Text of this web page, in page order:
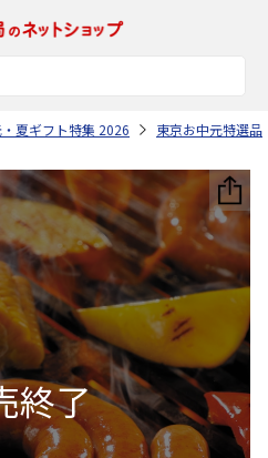
夏ギフト特集 2026 東京お中元特選品